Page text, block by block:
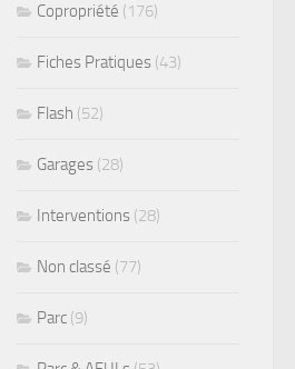
Copropriété (176)
Fiches Pratiques (43)
Flash (52)
Garages (28)
Interventions (28)
Non classé (77)
Parc (9)